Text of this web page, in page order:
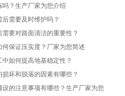
？生产厂家为您介绍
需要及时维护吗？
要对路面清洁的重要性？
保证压实度？厂家为您简述
如何提高地基稳定性？
坏和脱落的因素有哪些？
的注意事项有哪些？生产厂家为您